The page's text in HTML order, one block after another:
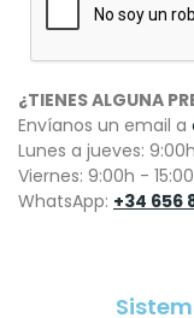
¿TIENES ALGUNA
Envíanos un email a
Lunes a jueves:
Viernes: 9:00h -
WhatsApp: +34 656